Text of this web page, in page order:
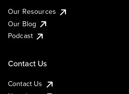
Our Resources
Our Blog
Podcast
Contact Us
Contact Us